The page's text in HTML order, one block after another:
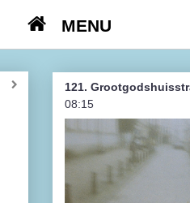
MENU
Kasseien
België / Duitsland /
Hoogtepunten
Soeperlange tocht
121.
08:15